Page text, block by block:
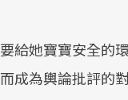
給她寶寶安全的
成為輿論批評的